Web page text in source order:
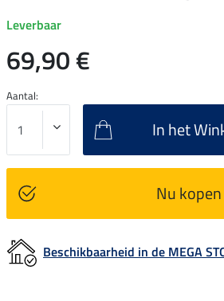
Leverbaar
69,90 €
Aantal:
In het
Nu kopen
Beschikbaarheid in de MEGA